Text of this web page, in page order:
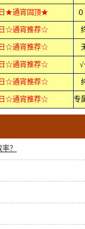
★通宵固顶★
☆通宵推荐☆
☆通宵推荐☆
☆通宵推荐☆
☆通宵推荐☆
☆通宵推荐☆
？